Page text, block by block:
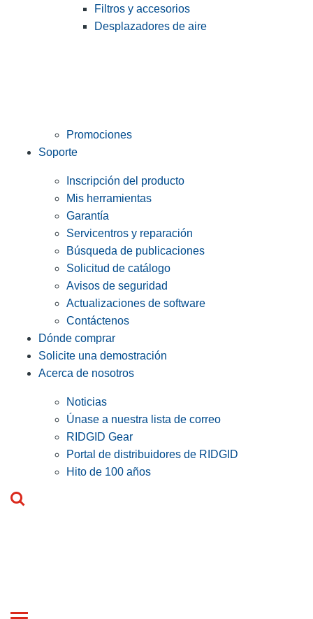
Filtros y accesorios
Desplazadores de aire
Promociones
Soporte
Inscripción del producto
Mis herramientas
Garantía
Servicentros y reparación
Búsqueda de publicaciones
Solicitud de catálogo
Avisos de seguridad
Actualizaciones de software
Contáctenos
Dónde comprar
Solicite una demostración
Acerca de nosotros
Noticias
Únase a nuestra lista de correo
RIDGID Gear
Portal de distribuidores de RIDGID
Hito de 100 años